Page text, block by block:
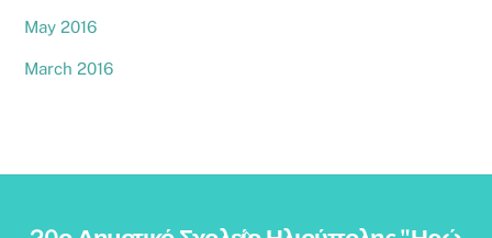
May 2016
March 2016
Back